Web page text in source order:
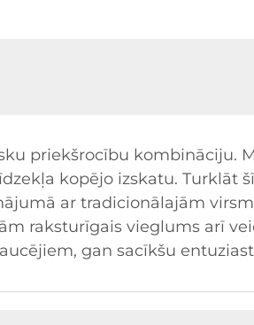
priekšrocību kombināciju.
kopējo izskatu. Turklāt
ar tradicionālajām
raksturīgais vieglums arī
gan sacīkšu